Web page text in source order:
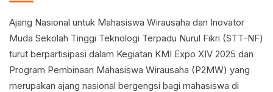
Ajang Nasional untuk Mahasiswa Wirausaha dan Inovator
Muda Sekolah Tinggi Teknologi Terpadu Nurul Fikri (STT-NF)
turut berpartisipasi dalam Kegiatan KMI Expo XIV 2025 dan
Program Pembinaan Mahasiswa Wirausaha (P2MW) yang
merupakan ajang nasional bergengsi bagi mahasiswa di